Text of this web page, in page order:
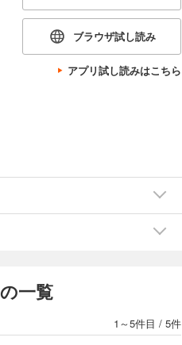
ブラウザ試し読み
アプリ試し読みはこちら
一覧
1～5件目 / 5件